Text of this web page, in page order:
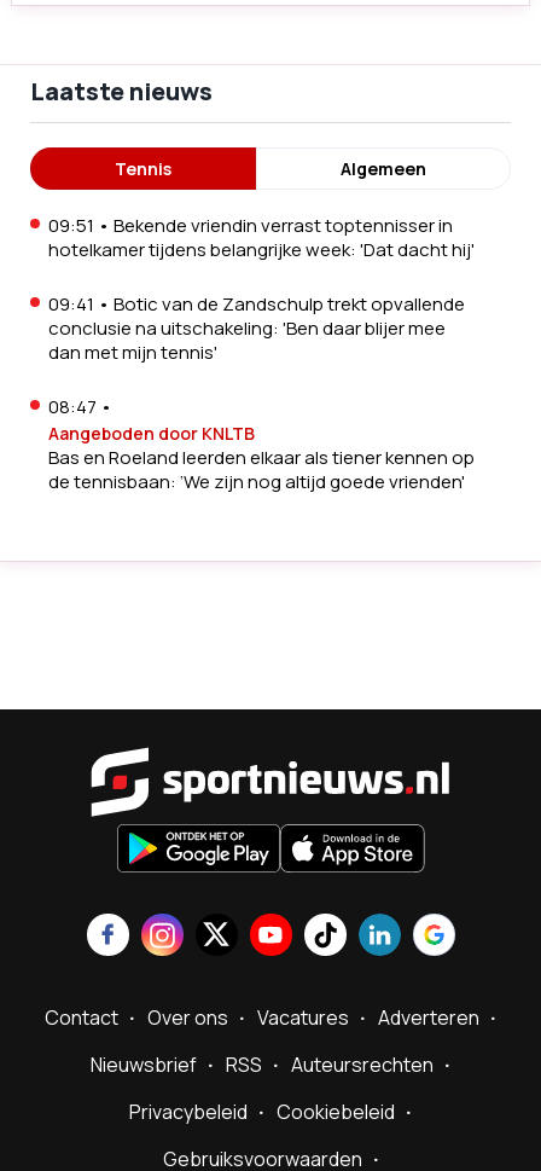
Laatste nieuws
Tennis Algemeen
09:51 • Bekende vriendin verrast toptennisser in
hotelkamer tijdens belangrijke week: 'Dat dacht hij'
09:41 • Botic van de Zandschulp trekt opvallende
conclusie na uitschakeling: 'Ben daar blijer mee
dan met mijn tennis'
08:47 •
Aangeboden door KNLTB
Bas en Roeland leerden elkaar als tiener kennen op
de tennisbaan: ‘We zijn nog altijd goede vrienden'
Contact Over ons Vacatures
Adverteren
Nieuwsbrief
RSS
Auteursrechten
Privacybeleid
Cookiebeleid
Gebruiksvoorwaarden